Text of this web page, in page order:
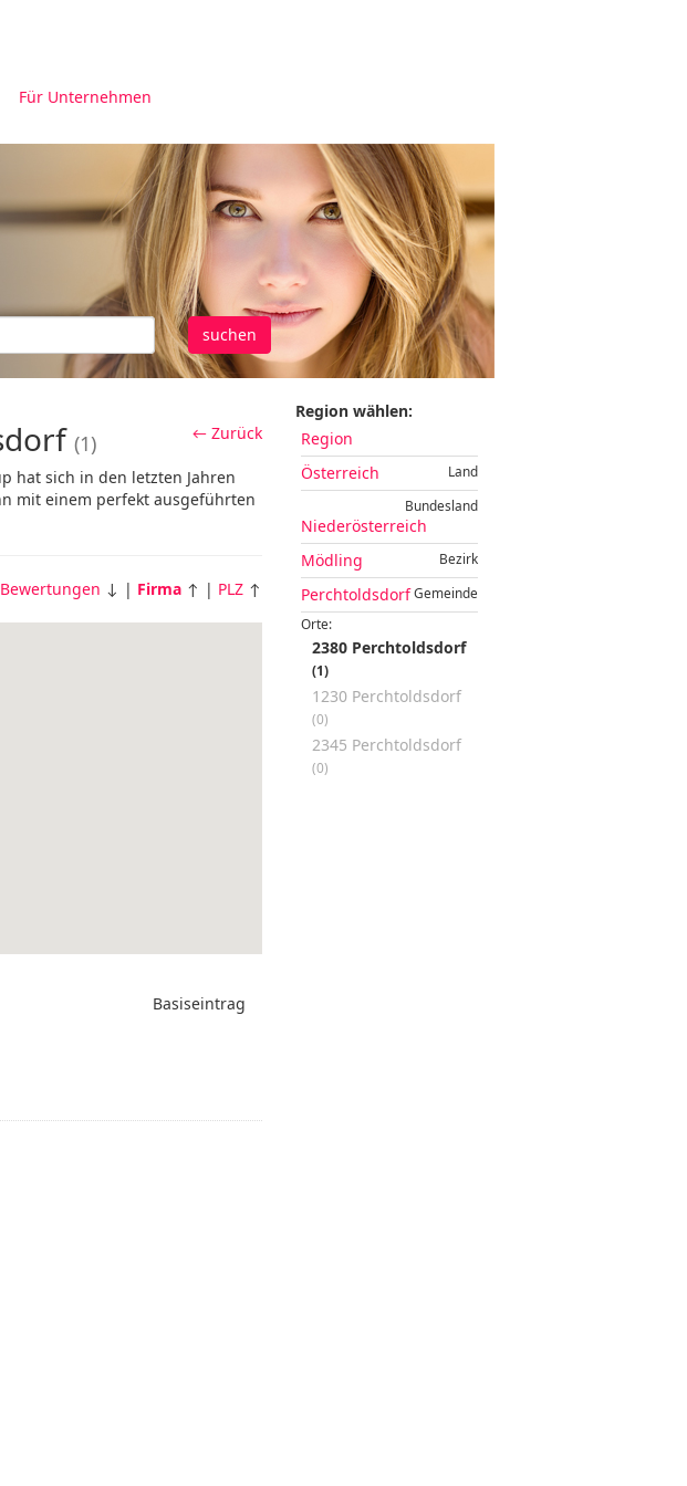
Für Unternehmen
suchen
← Zurück
(1)
hat sich in den letzten Jahren
mit einem perfekt ausgeführten
↓ | Firma ↑ | PLZ ↑
Basiseintrag
Region wählen:
Region
Land
Österreich
Bundesland
Niederösterreich
Bezirk
Mödling
Gemeinde
Perchtoldsdorf
Orte:
2380 Perchtoldsdorf
(1)
1230 Perchtoldsdorf
(0)
2345 Perchtoldsdorf
(0)